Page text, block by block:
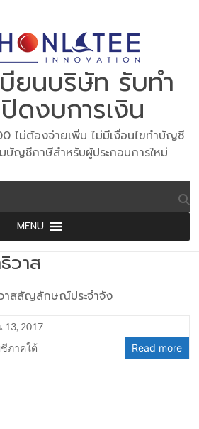
ยนบริษัท รับทำ
งบการเงิน
ไม่ต้องจ่ายเพิ่ม ไม่มีเงื่อนไขทำบัญชี
บัญชีภาษีสำหรับผู้ประกอบการใหม่
MENU
วาส
วาสสัญลักษณ์ประจำจัง
13, 2017
ภาคใต้ Read more